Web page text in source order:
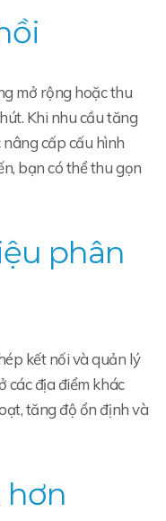
mở rộng hoặc thu
Khi nhu cầu tăng
cấp cấu hình
bạn có thể thu gọn
phân
kết nối và quản lý
các địa điểm khác
tăng độ ổn định và
hơn